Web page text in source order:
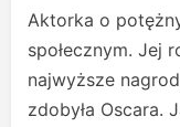
Aktorka o
społecznym. Jej
najwyższe
zdobyła Oscara.